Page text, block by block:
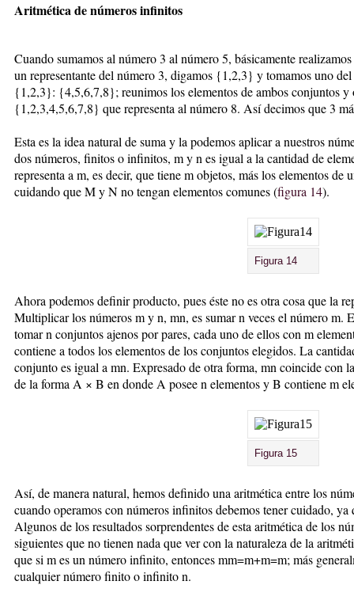
Aritmética de números infinitos
Cuando sumamos al número 3 al número 5, básicamente
un representante del número 3, digamos {1,2,3} y tomamos uno
{1,2,3}: {4,5,6,7,8}; reunimos los elementos de ambos conjuntos y
{1,2,3,4,5,6,7,8} que representa al número 8. Así decimos que 3
Esta es la idea natural de suma y la podemos aplicar a nuestros
dos números, finitos o infinitos, m y n es igual a la cantidad de
representa a m, es decir, que tiene m objetos, más los elementos
cuidando que M y N no tengan elementos comunes (figura 14).
Figura 14
Ahora podemos definir producto, pues éste no es otra cosa que la
Multiplicar los números m y n, mn, es sumar n veces el número m.
tomar n conjuntos ajenos por pares, cada uno de ellos con m
contiene a todos los elementos de los conjuntos elegidos. La
conjunto es igual a mn. Expresado de otra forma, mn coincide con
de la forma A × B en donde A posee n elementos y B contiene m
Figura 15
Así, de manera natural, hemos definido una aritmética entre los
cuando operamos con números infinitos debemos tener cuidado, ya
Algunos de los resultados sorprendentes de esta aritmética de los
siguientes que no tienen nada que ver con la naturaleza de la
que si m es un número infinito, entonces mm=m+m=m; más
cualquier número finito o infinito n.